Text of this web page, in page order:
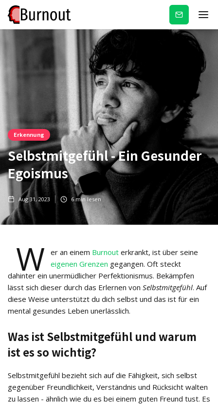
Newsletter
Erkennung
Selbstmitgefühl - Ein Gesunder
Egoismus
Aug 31, 2023 6min lesen
W er an einem Burnout erkrankt, ist über seine
eigenen Grenzen gegangen. Oft steckt
dahinter ein unermüdlicher Perfektionismus. Bekämpfen
lässt sich dieser durch das Erlernen von Selbstmitgefühl. Auf
diese Weise unterstützt du dich selbst und das ist für ein
mental gesundes Leben unerlässlich.
Was ist Selbstmitgefühl und warum
ist es so wichtig?
Selbstmitgefühl bezieht sich auf die Fähigkeit, sich selbst
gegenüber Freundlichkeit, Verständnis und Rücksicht walten
zu lassen - ähnlich wie du es bei einem guten Freund tust. Es